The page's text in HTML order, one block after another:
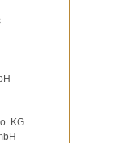
KG